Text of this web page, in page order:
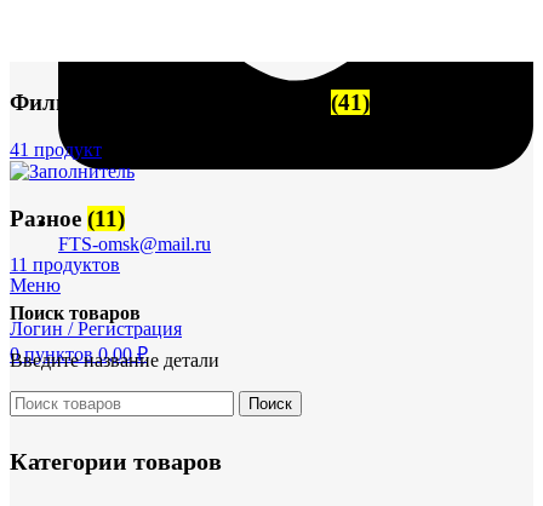
FTS-omsk@mail.ru
Меню
Логин / Регистрация
0пунктов 0,00₽
Фильтры и фильтроэлементы (41)
41 продукт
Разное (11)
11 продуктов
Поиск товаров
Введите название детали
Поиск
Категории товаров